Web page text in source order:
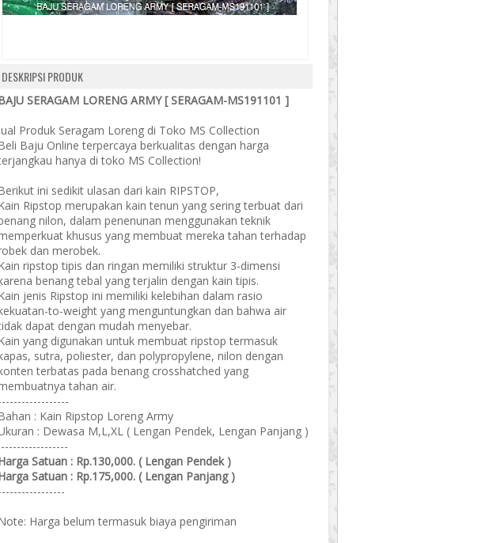
DESKRIPSI PRODUK
SERAGAM LORENG ARMY [ SERAGAM-MS191101 ]
Produk Seragam Loreng di Toko MS Collection
Baju Online terpercaya berkualitas dengan harga
hanya di toko MS Collection!
ini sedikit ulasan dari kain RIPSTOP,
Ripstop merupakan kain tenun yang sering terbuat dari
nilon, dalam penenunan menggunakan teknik
khusus yang membuat mereka tahan terhadap
dan merobek.
ripstop tipis dan ringan memiliki struktur 3-dimensi
benang tebal yang terjalin dengan kain tipis.
jenis Ripstop ini memiliki kelebihan dalam rasio
to-weight yang menguntungkan dan bahwa air
dapat dengan mudah menyebar.
yang digunakan untuk membuat ripstop termasuk
sutra, poliester, dan polypropylene, nilon dengan
terbatas pada benang crosshatched yang
tahan air.
: Kain Ripstop Loreng Army
: Dewasa M,L,XL ( Lengan Pendek, Lengan Panjang )
-----------------
Satuan : Rp.130,000. ( Lengan Pendek )
Satuan : Rp.175,000. ( Lengan Panjang )
Harga belum termasuk biaya pengiriman